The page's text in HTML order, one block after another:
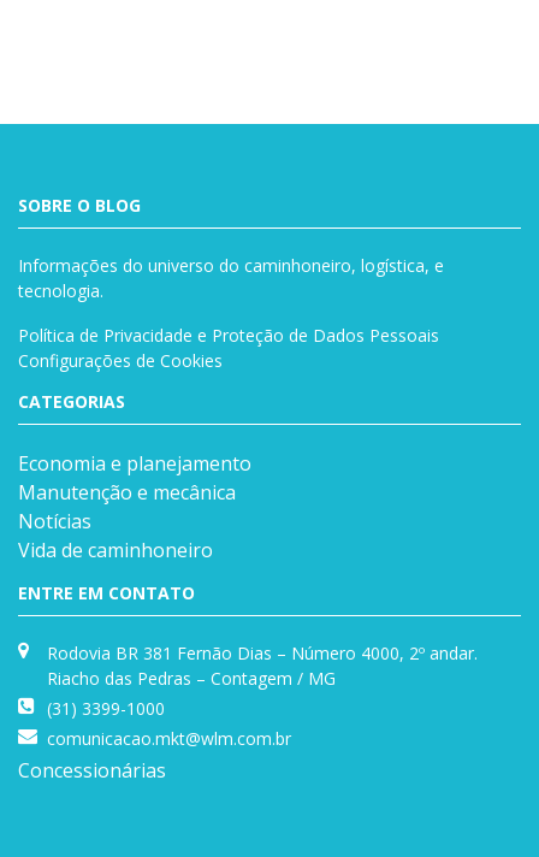
SOBRE O BLOG
Informações do universo do caminhoneiro, logística, e
tecnologia.
Política de Privacidade e Proteção de Dados Pessoais
Configurações de Cookies
CATEGORIAS
Economia e planejamento
Manutenção e mecânica
Notícias
Vida de caminhoneiro
ENTRE EM CONTATO
Rodovia BR 381 Fernão Dias – Número 4000, 2º andar.
Riacho das Pedras – Contagem / MG
(31) 3399-1000
comunicacao.mkt@wlm.com.br
Concessionárias